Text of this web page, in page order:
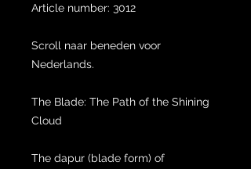
Article number: 3012
Scroll naar beneden voor
Nederlands.
The Blade: The Path of the Shining
Cloud
The dapur (blade form) of